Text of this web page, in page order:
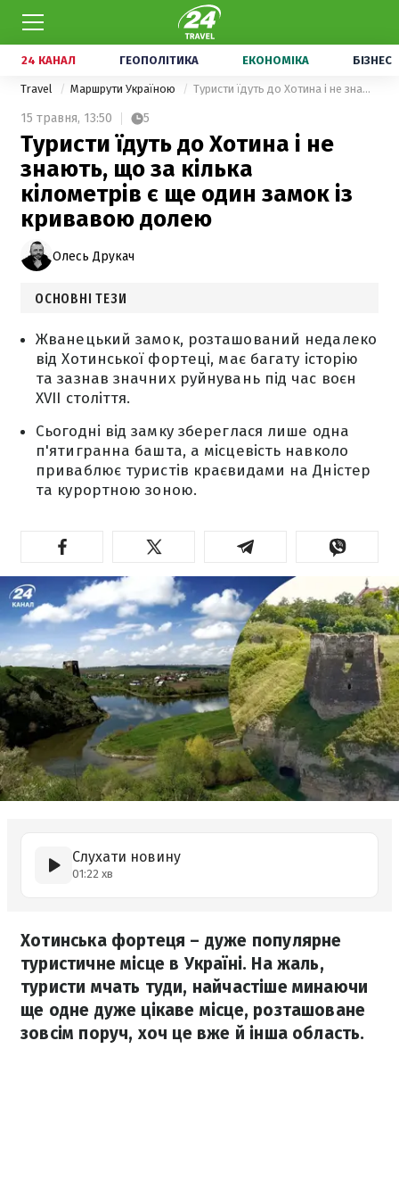
24 КАНАЛ ГЕОПОЛІТИКА ЕКОНОМІКА БІЗНЕС
Travel Маршрути Україною Туристи їдуть до Хотина і не знають, що за кілька кілометрів є ще один замок із кривавою долею
15 травня, 13:50 5
Туристи їдуть до Хотина і не
знають, що за кілька
кілометрів є ще один замок із
кривавою долею
Олесь Друкач
ОСНОВНІ ТЕЗИ
Жванецький замок, розташований недалеко
від Хотинської фортеці, має багату історію
та зазнав значних руйнувань під час воєн
XVII століття.
Сьогодні від замку збереглася лише одна
п'ятигранна башта, а місцевість навколо
приваблює туристів краєвидами на Дністер
та курортною зоною.
Слухати новину
01:22 хв
Хотинська фортеця – дуже популярне
туристичне місце в Україні. На жаль,
туристи мчать туди, найчастіше минаючи
ще одне дуже цікаве місце, розташоване
зовсім поруч, хоч це вже й інша область.